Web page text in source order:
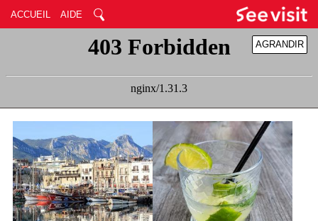
ACCUEIL AIDE
RÉDUIRE
AGRANDIR